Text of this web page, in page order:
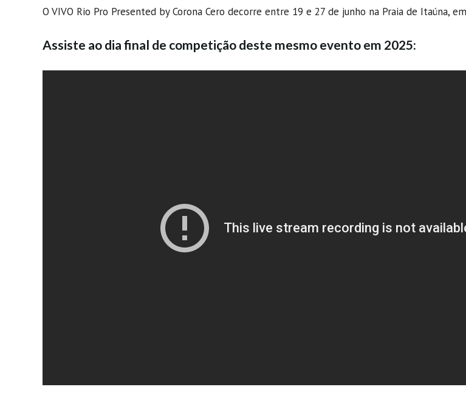
O VIVO Rio Pro Presented by Corona Cero decorre entre 19 e 27 de junho na Praia de Itaúna,
Assiste ao dia final de competição deste mesmo evento em 2025: